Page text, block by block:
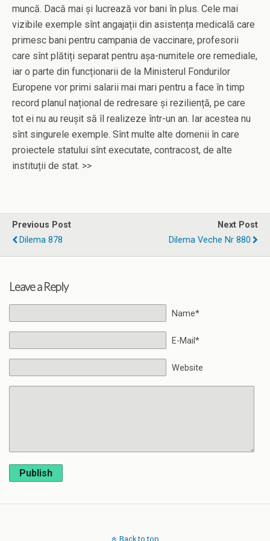
muncă. Dacă mai și lucrează vor bani în plus. Cele mai
vizibile exemple sînt angajații din asistența medicală care
primesc bani pentru campania de vaccinare, profesorii
care sînt plătiți separat pentru așa-numitele ore remediale,
iar o parte din funcționarii de la Ministerul Fondurilor
Europene vor primi salarii mai mari pentru a face în timp
record planul național de redresare și reziliență, pe care
tot ei nu au reușit să îl realizeze într-un an. Iar acestea nu
sînt singurele exemple. Sînt multe alte domenii în care
proiectele statului sînt executate, contracost, de alte
instituții de stat. >>
Previous Post
Dilema 878
Next Post
Dilema Veche Nr 880
Leave a Reply
Name*
E-Mail*
Website
Publish
Back to top